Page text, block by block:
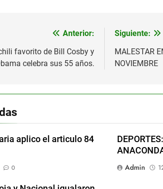
Anterior:
favorito de Bill Cosby y
celebra sus 55 años.
Siguiente:
MALESTAR
NOVIEMBRE
aplico el articulo 84
0
Admin